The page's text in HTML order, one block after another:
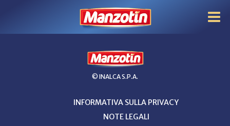
© INALCA S.P.A.
INFORMATIVA SULLA PRIVACY
NOTE LEGALI